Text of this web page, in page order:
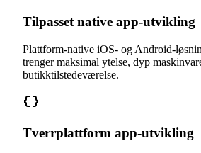
Tilpasset native app-utvikling
Plattform-native iOS- og Android-
trenger maksimal ytelse, dyp
butikktilstedeværelse.
Tverrplattform app-utvikling